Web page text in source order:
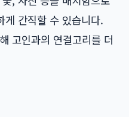
게 간직할 수 있습니다.
고인과의 연결고리를 더